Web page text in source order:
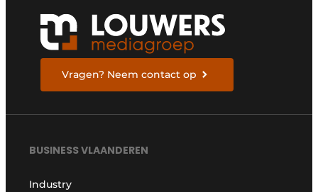
Vragen? Neem contact op
BUSINESS VLAANDEREN
Industry